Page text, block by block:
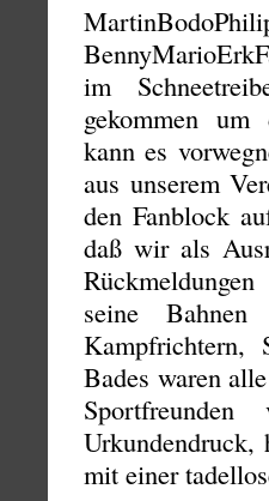
im
gekommen um
kann es
aus unserem
den Fanblock
daß wir als
seine
Kampfrichtern,
Bades waren
Urkundendruck,
mit einer